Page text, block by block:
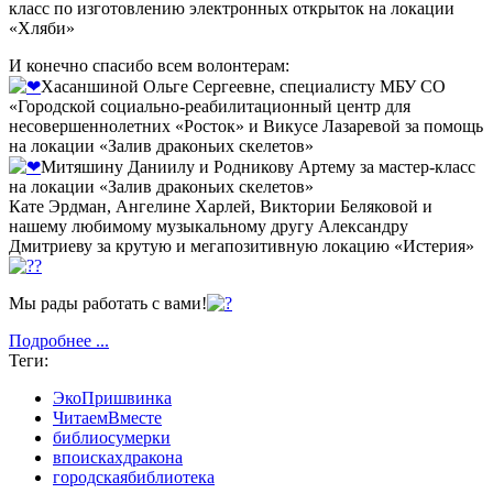
класс по изготовлению электронных открыток на локации
«Хляби»
И конечно спасибо всем волонтерам:
Хасаншиной Ольге Сергеевне, специалисту МБУ СО
«Городской социально-реабилитационный центр для
несовершеннолетних «Росток» и Викусе Лазаревой за помощь
на локации «Залив драконьих скелетов»
Митяшину Даниилу и Родникову Артему за мастер-класс
на локации «Залив драконьих скелетов»
Кате Эрдман, Ангелине Харлей, Виктории Беляковой и
нашему любимому музыкальному другу Александру
Дмитриеву за крутую и мегапозитивную локацию «Истерия»
Мы рады работать с вами!
Подробнее ...
Теги:
ЭкоПришвинка
ЧитаемВместе
библиосумерки
впоискахдракона
городскаябиблиотека